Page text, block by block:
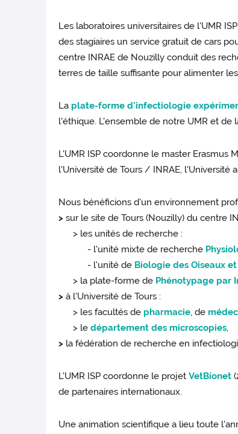
Les laboratoires universitaires de l'UMR
des stagiaires un service gratuit de cars
centre INRAE de Nouzilly conduit des
terres de taille suffisante pour alimenter
La plate-forme d'infectiologie
l'éthique. L'ensemble de notre UMR et de
L'UMR ISP coordonne le master Erasmus
l'Université de Tours / INRAE,
Nous bénéficions d'un environnement
> sur le site de Tours (Nouzilly) du centre
> les unités de recherche :
- l'unité mixte de recherche
- l'unité de Biologie des Oiseaux
> la plate-forme de Phénotypage par
> à l'Université de Tours :
> les facultés de pharmacie, de
> ledépartement des microscopies,
> la fédération de recherche en
L'UMR ISP coordonne le projetVetBionet
de partenaires internationaux.
Une animation scientifique a lieu toute